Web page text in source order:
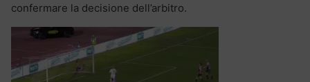
confermare la decisione dell’arbitro.